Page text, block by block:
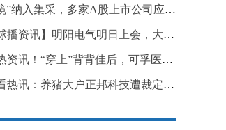
入集采，多家A股上市公司应收大跌，眼科赛道还OK吗？
讯】明阳电气明日上会，大客户身份、信用存疑，董事长曾行贿厅级干部
“穿上”背背佳后，可孚医疗前三季度净利润仍近腰斩，新增长点在哪？
养猪大户正邦科技遭裁定启动预重整，起因是因拒付928万商票？